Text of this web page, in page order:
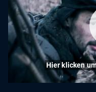
Hier klicken